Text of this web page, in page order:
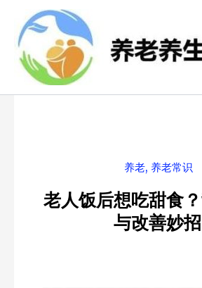
养老, 养老常识
老人饭后想吃甜食
与改善妙招